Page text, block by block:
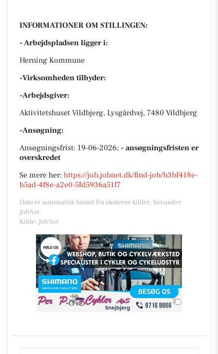
INFORMATIONER OM STILLINGEN:
- Arbejdspladsen ligger i:
Herning Kommune
-Virksomheden tilbyder:
-Arbejdsgiver:
Aktivitetshuset Vildbjerg, Lysgårdvej, 7480 Vildbjerg
-Ansøgning:
Ansøgningsfrist: 19-06-2026; - ansøgningsfristen er
overskredet
Se mere her: https://job.jobnet.dk/find-job/b3bf418e-
b5ad-4f8e-a2e0-5fd5936a51f7
Data er automatisk hentet fra eksterne kilder, herunder
JobNet.
Kilde: JobNet